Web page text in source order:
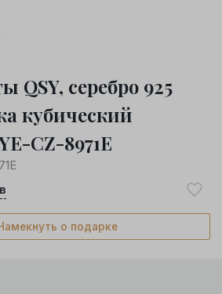
QSY, серебро 925
кубический
CZ-8971E
о подарке